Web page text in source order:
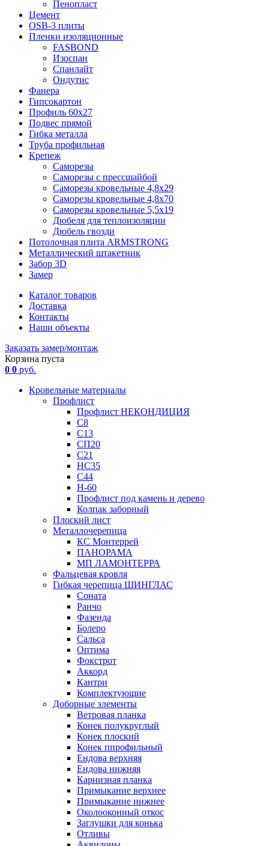
Пенопласт
Цемент
OSB-3 плиты
Пленки изоляционные
FASBOND
Изоспан
Спанлайт
Ондутис
Фанера
Гипсокартон
Профиль 60х27
Подвес прямой
Гибка металла
Труба профильная
Крепеж
Саморезы
Саморезы с прессшайбой
Саморезы кровельные 4,8х29
Саморезы кровельные 4,8х70
Саморезы кровельные 5,5х19
Дюбеля для теплоизоляции
Дюбель гвозди
Потолочная плита ARMSTRONG
Металлический штакетник
Забор 3D
Замер
Каталог товаров
Доставка
Контакты
Наши объекты
Заказать замер/монтаж
Корзина пуста
0 0 руб.
Кровельные материалы
Профлист
Профлист НЕКОНДИЦИЯ
С8
С13
СП20
С21
НС35
С44
Н-60
Профлист под камень и дерево
Колпак заборный
Плоский лист
Металлочерепица
КС Монтеррей
ПАНОРАМА
МП ЛАМОНТЕРРА
Фальцевая кровля
Гибкая черепица ШИНГЛАС
Соната
Ранчо
Фазенда
Болеро
Сальса
Оптима
Фокстрот
Аккорд
Кантри
Комплектующие
Доборные элементы
Ветровая планка
Конек полукруглый
Конек плоский
Конек ппрофильный
Ендова верхняя
Ендова нижняя
Карнизная планка
Примыкание верхнее
Примыкание нижнее
Околооконный откос
Заглушки для конька
Отливы